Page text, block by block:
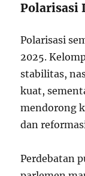
Polarisasi
Polarisasi
2025.
stabilitas,
kuat,
mendorong
dan
Perdebatan